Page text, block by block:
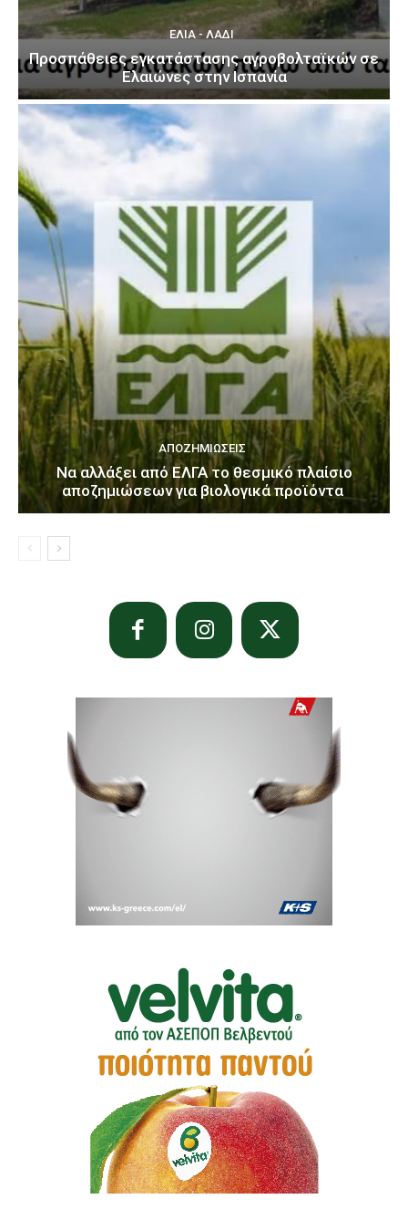
ΕΛΙΆ - ΛΆΔΙ
Προσπάθειες εγκατάστασης αγροβολταϊκών σε
Ελαιώνες στην Ισπανία
ΑΠΟΖΗΜΙΏΣΕΙΣ
Να αλλάξει από ΕΛΓΑ το θεσμικό πλαίσιο
αποζημιώσεων για βιολογικά προϊόντα